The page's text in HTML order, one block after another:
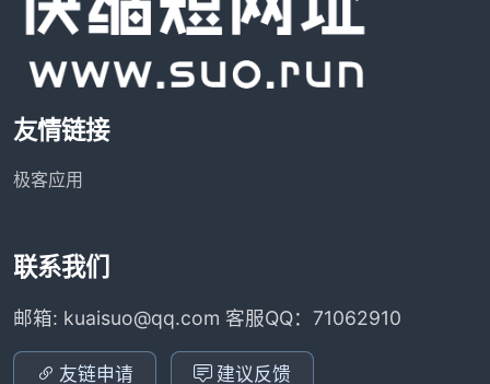
友情链接
极客应用
联系我们
邮箱: kuaisuo@qq.com 客服QQ：71062910
友链申请 建议反馈